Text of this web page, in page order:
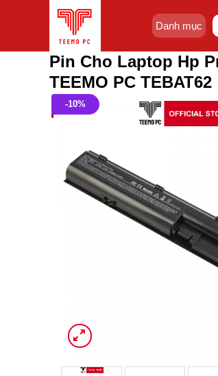
Danh mục
Pin Cho Laptop Hp
TEEMO PC TEBAT62
-10%